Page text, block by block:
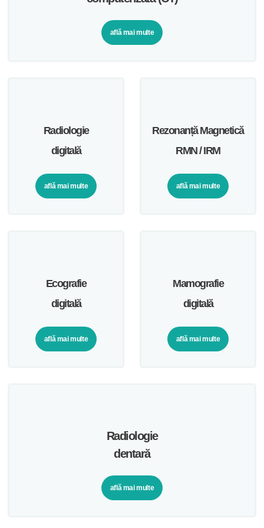
află mai multe
Radiologie
digitală
află mai multe
Rezonanță Magnetică
RMN / IRM
află mai multe
Ecografie
digitală
află mai multe
Mamografie
digitală
află mai multe
Radiologie
dentară
află mai multe